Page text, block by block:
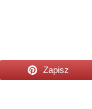
Zapisz